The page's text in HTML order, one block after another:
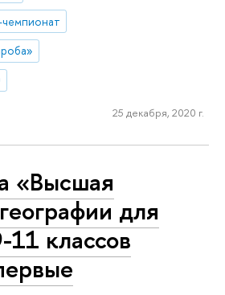
чемпионат
25 декабря, 2020 г.
«Высшая
для
11 классов